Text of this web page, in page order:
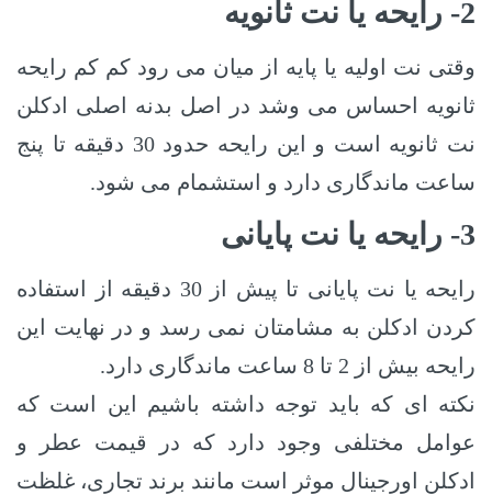
2- رایحه یا نت ثانویه
وقتی نت اولیه یا پایه از میان می رود کم کم رایحه
ثانویه احساس می وشد در اصل بدنه اصلی ادکلن
نت ثانویه است و این رایحه حدود 30 دقیقه تا پنج
ساعت ماندگاری دارد و استشمام می شود.
3- رایحه یا نت پایانی
رایحه یا نت پایانی تا پیش از 30 دقیقه از استفاده
کردن ادکلن به مشامتان نمی رسد و در نهایت این
رایحه بیش از 2 تا 8 ساعت ماندگاری دارد.
نکته ای که باید توجه داشته باشیم این است که
عوامل مختلفی وجود دارد که در قیمت عطر و
ادکلن اورجینال موثر است مانند برند تجاری، غلظت